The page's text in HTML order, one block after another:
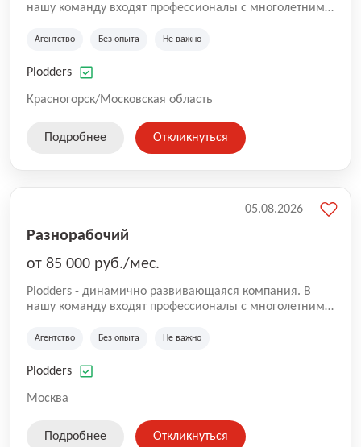
нашу команду входят профессионалы с многолетним
на рынке аутсорсинга, а накопленный опыт позволяют
оказываемых услуг.
Агентство Без опыта Не важно
Plodders
Красногорск/Московская область
Подробнее Откликнуться
Разнорабочий
от 85 000 руб./мес.
Plodders - динамично развивающаяся компания. В
нашу команду входят профессионалы с многолетним
на рынке аутсорсинга, а накопленный опыт позволяют
оказываемых услуг.
Агентство Без опыта Не важно
Plodders
Москва
05.08.2026
Подробнее Откликнуться